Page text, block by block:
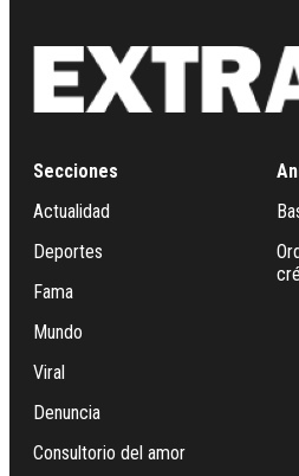
Secciones
Actualidad
Deportes
Fama
Mundo
Viral
Denuncia
Consultorio del amor